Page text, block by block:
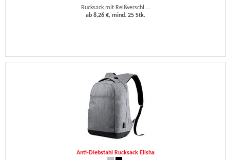
Rucksack mit Reißverschl ...
ab 8,26 €, mind. 25 Stk.
Anti-Diebstahl Rucksack Elisha